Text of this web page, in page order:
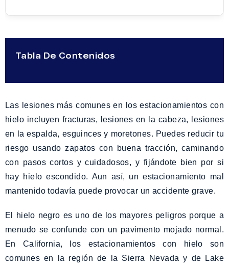
Tabla De Contenidos
Las lesiones más comunes en los estacionamientos con
hielo incluyen fracturas, lesiones en la cabeza, lesiones
en la espalda, esguinces y moretones. Puedes reducir tu
riesgo usando zapatos con buena tracción, caminando
con pasos cortos y cuidadosos, y fijándote bien por si
hay hielo escondido. Aun así, un estacionamiento mal
mantenido todavía puede provocar un accidente grave.
El hielo negro es uno de los mayores peligros porque a
menudo se confunde con un pavimento mojado normal.
En California, los estacionamientos con hielo son
comunes en la región de la Sierra Nevada y de Lake